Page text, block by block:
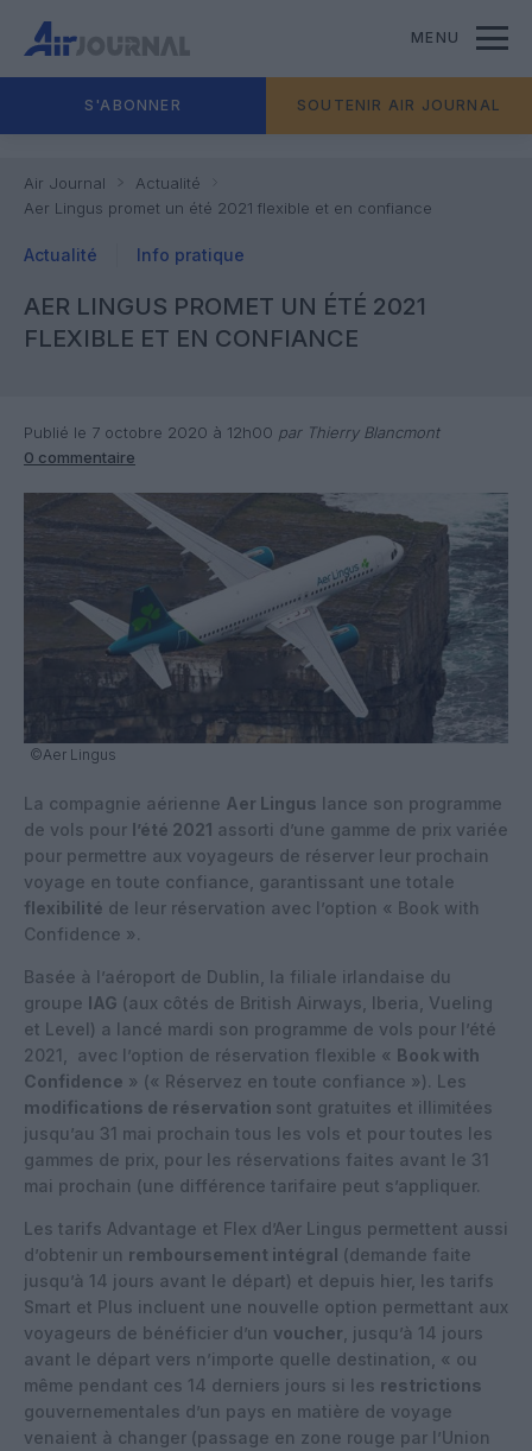
MENU
S'ABONNER SOUTENIR AIR JOURNAL
Air Journal
Actualité
Aer Lingus promet un été 2021 flexible et en confiance
Actualité Info pratique
AER LINGUS PROMET UN ÉTÉ 2021
FLEXIBLE ET EN CONFIANCE
Publié le 7 octobre 2020 à 12h00 par Thierry Blancmont
0 commentaire
©Aer Lingus
La compagnie aérienne Aer Lingus lance son programme
de vols pour l’été 2021 assorti d’une gamme de prix variée
pour permettre aux voyageurs de réserver leur prochain
voyage en toute confiance, garantissant une totale
flexibilité de leur réservation avec l’option « Book with
Confidence ».
Basée à l’aéroport de Dublin, la filiale irlandaise du
groupe IAG (aux côtés de British Airways, Iberia, Vueling
et Level) a lancé mardi son programme de vols pour l’été
2021, avec l’option de réservation flexible « Book with
Confidence » (« Réservez en toute confiance »). Les
modifications de réservation sont gratuites et illimitées
jusqu’au 31 mai prochain tous les vols et pour toutes les
gammes de prix, pour les réservations faites avant le 31
mai prochain (une différence tarifaire peut s’appliquer.
Les tarifs Advantage et Flex d’Aer Lingus permettent aussi
d’obtenir un remboursement intégral (demande faite
jusqu’à 14 jours avant le départ) et depuis hier, les tarifs
Smart et Plus incluent une nouvelle option permettant aux
voyageurs de bénéficier d’un voucher , jusqu’à 14 jours
avant le départ vers n’importe quelle destination, « ou
même pendant ces 14 derniers jours si les restrictions
gouvernementales d’un pays en matière de voyage
venaient à changer (passage en zone rouge par l’Union